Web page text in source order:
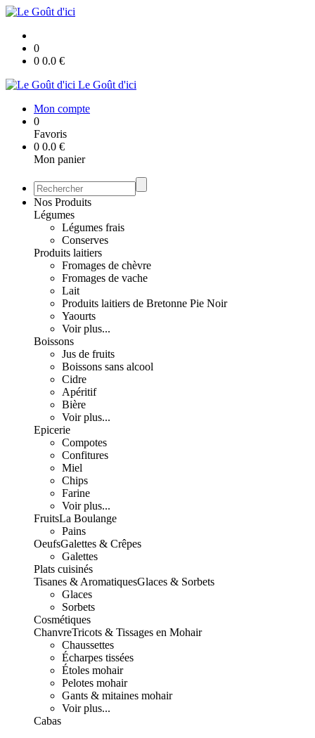
0
0 0.0 €
Le Goût d'ici
Mon compte
0
Favoris
0 0.0 €
Mon panier
Nos Produits
Légumes
Légumes frais
Conserves
Produits laitiers
Fromages de chèvre
Fromages de vache
Lait
Produits laitiers de Bretonne Pie Noir
Yaourts
Voir plus...
Boissons
Jus de fruits
Boissons sans alcool
Cidre
Apéritif
Bière
Voir plus...
Epicerie
Compotes
Confitures
Miel
Chips
Farine
Voir plus...
FruitsLa Boulange
Pains
OeufsGalettes & Crêpes
Galettes
Plats cuisinés
Tisanes & AromatiquesGlaces & Sorbets
Glaces
Sorbets
Cosmétiques
ChanvreTricots & Tissages en Mohair
Chaussettes
Écharpes tissées
Étoles mohair
Pelotes mohair
Gants & mitaines mohair
Voir plus...
Cabas